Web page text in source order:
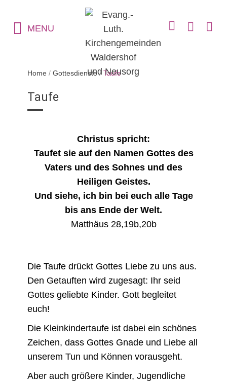
MENU
Home / Gottesdienste/Taufe
Taufe
Christus spricht:
Taufet sie auf den Namen Gottes des
Vaters und des Sohnes und des
Heiligen Geistes.
Und siehe, ich bin bei euch alle Tage
bis ans Ende der Welt.
Matthäus 28,19b,20b
Die Taufe drückt Gottes Liebe zu uns aus.
Den Getauften wird zugesagt: Ihr seid
Gottes geliebte Kinder. Gott begleitet
euch!
Die Kleinkindertaufe ist dabei ein schönes
Zeichen, dass Gottes Gnade und Liebe all
unserem Tun und Können vorausgeht.
Aber auch größere Kinder, Jugendliche